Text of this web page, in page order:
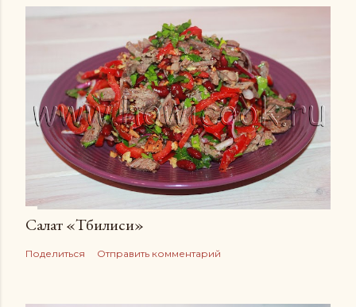
Салат «Тбилиси»
Поделиться Отправить комментарий